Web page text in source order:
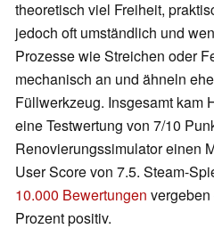
theoretisch viel Freiheit,
jedoch oft umständlich und
Prozesse wie Streichen oder
mechanisch an und ähneln
Füllwerkzeug. Insgesamt kam
eine Testwertung von 7/10
Renovierungssimulator einen
User Score von 7.5. Steam-
10.000 Bewertungen
Prozent positiv.